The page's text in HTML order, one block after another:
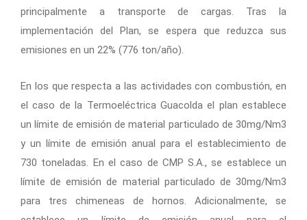
principalmente a transporte de cargas. Tras la
implementación del Plan, se espera que reduzca sus
emisiones en un 22% (776 ton/año).
En los que respecta a las actividades con combustión, en
el caso de la Termoeléctrica Guacolda el plan establece
un límite de emisión de material particulado de 30mg/Nm3
y un límite de emisión anual para el establecimiento de
730 toneladas. En el caso de CMP S.A., se establece un
límite de emisión de material particulado de 30mg/Nm3
para tres chimeneas de hornos. Adicionalmente, se